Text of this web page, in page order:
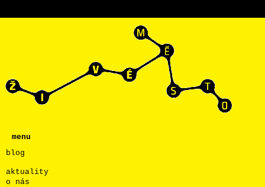
menu
blog
aktuality
o nás